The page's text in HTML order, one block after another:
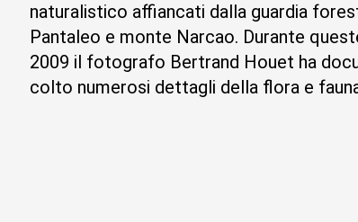
naturalistico affiancati dalla guardia
Pantaleo e monte Narcao. Durante
2009 il fotografo Bertrand Houet ha
colto numerosi dettagli della flora e